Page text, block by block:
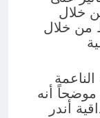
خلال
من خلال
أنه
أندر